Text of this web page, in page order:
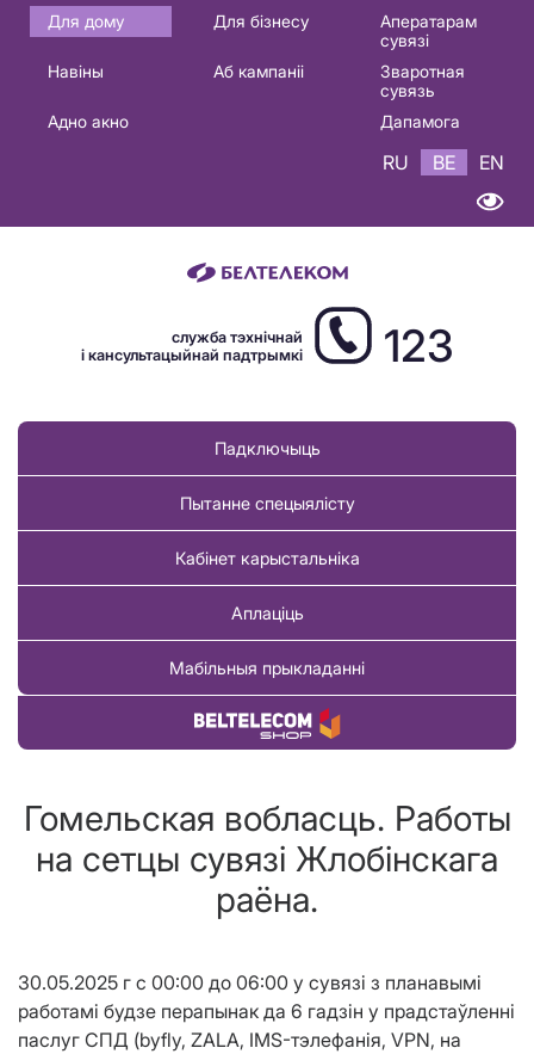
Основная
навигация
Для дому Для бізнесу
Аператарам
сувязі
Навіны
Аб кампаніі
Зваротная
сувязь
Адно акно
Дапамога
RU BE EN
служба тэхнічнай
і кансультацыйнай падтрымкі
123
Падключыць
Пытанне спецыялісту
Кабінет карыстальніка
Аплаціць
Мабільныя прыкладанні
Купіць тавар
Гомельская вобласць. Работы
на сетцы сувязі Жлобiнскага
раёна.
30.05.2025 г с 00:00 до 06:00 у сувязі з планавымі
работамі будзе перапынак да 6 гадзiн у прадстаўленнi
паслуг СПД (byfly, ZALA, IMS-тэлефанія, VPN, на